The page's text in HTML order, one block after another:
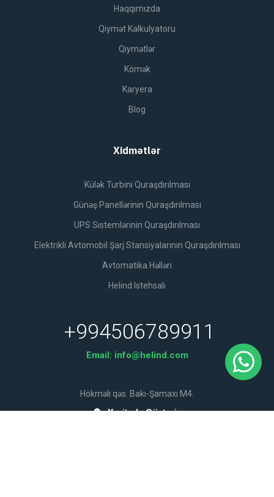
Haqqımızda
Qiymət Kalkulyatoru
Qiymətlər
Kömək
Karyera
Blog
Xidmətlər
Külək Turbini Quraşdırılması
Günəş Panellərinin Quraşdırılması
UPS Sistemlərinin Quraşdırılması
Elektrikli Avtomobil Şarj Stansiyalarının Quraşdırılması
Avtomatika Həlləri
Helind Istehsalı
+994506789911
Email: info@helind.com
Hökməli qəs. Bakı-Şamaxı M4.
Xəritədə Göstərin